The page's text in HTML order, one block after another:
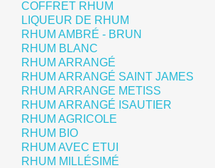
COFFRET RHUM
LIQUEUR DE RHUM
RHUM AMBRÉ - BRUN
RHUM BLANC
RHUM ARRANGÉ
RHUM ARRANGÉ SAINT JAMES
RHUM ARRANGE METISS
RHUM ARRANGÉ ISAUTIER
RHUM AGRICOLE
RHUM BIO
RHUM AVEC ETUI
RHUM MILLÉSIMÉ